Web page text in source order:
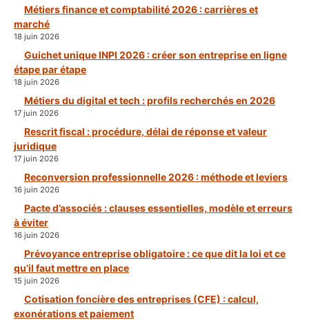
Métiers finance et comptabilité 2026 : carrières et
marché
18 juin 2026
Guichet unique INPI 2026 : créer son entreprise en ligne
étape par étape
18 juin 2026
Métiers du digital et tech : profils recherchés en 2026
17 juin 2026
Rescrit fiscal : procédure, délai de réponse et valeur
juridique
17 juin 2026
Reconversion professionnelle 2026 : méthode et leviers
16 juin 2026
Pacte d’associés : clauses essentielles, modèle et erreurs
à éviter
16 juin 2026
Prévoyance entreprise obligatoire : ce que dit la loi et ce
qu’il faut mettre en place
15 juin 2026
Cotisation foncière des entreprises (CFE) : calcul,
exonérations et paiement